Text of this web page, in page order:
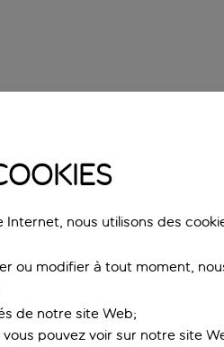
nous utilisons des
ou modifier à tout moment,
de notre site Web;
pouvez voir sur notre site